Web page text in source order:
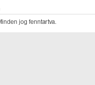
jog fenntartva.